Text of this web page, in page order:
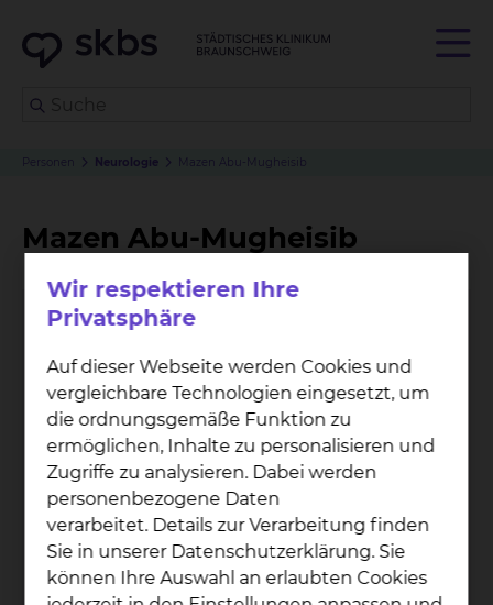
Personen Neurologie Mazen Abu-Mugheisib
Mazen Abu-Mugheisib
Wir respektieren Ihre
Privatsphäre
Auf dieser Webseite werden Cookies und
vergleichbare Technologien eingesetzt, um
die ordnungsgemäße Funktion zu
ermöglichen, Inhalte zu personalisieren und
Zugriffe zu analysieren. Dabei werden
personenbezogene Daten
verarbeitet. Details zur Verarbeitung finden
Sie in unserer Datenschutzerklärung. Sie
können Ihre Auswahl an erlaubten Cookies